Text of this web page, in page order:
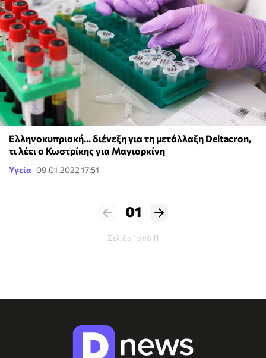
Ελληνοκυπριακή... διένεξη για τη μετάλλαξη Deltacron,
τι λέει ο Κωστρίκης για Μαγιορκίνη
Υγεία 09.01.2022 17:51
01
Σελίδα 1 από 11